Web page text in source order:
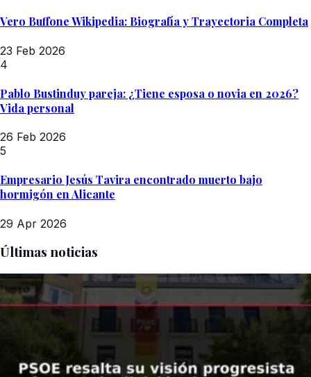
Vero Buffone Wikipedia: Biografía y Trayectoria Completa
23 Feb 2026
4
Pablo Bustinduy pareja: ¿Tiene esposa o novia en 2026?
Vida personal
26 Feb 2026
5
Empresario Jesús Tavira encontrado muerto bajo
hormigón en Alicante
29 Apr 2026
Últimas noticias